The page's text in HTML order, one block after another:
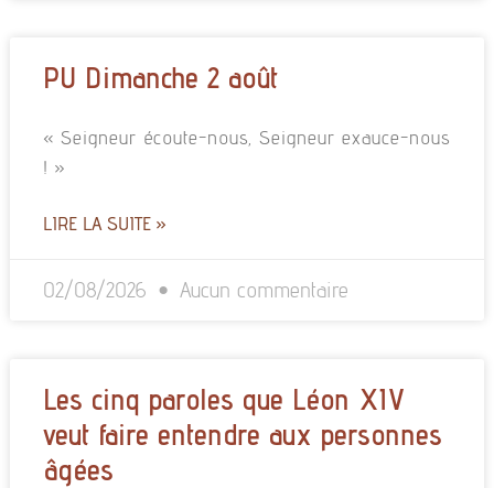
PU Dimanche 2 août
« Seigneur écoute-nous, Seigneur exauce-nous
! »
LIRE LA SUITE »
02/08/2026 Aucun commentaire
Les cinq paroles que Léon XIV
veut faire entendre aux personnes
âgées